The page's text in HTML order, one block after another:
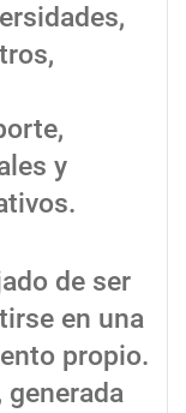
y
de ser
en una
propio.
generada